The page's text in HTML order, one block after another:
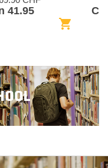
41.95
shopping_cart